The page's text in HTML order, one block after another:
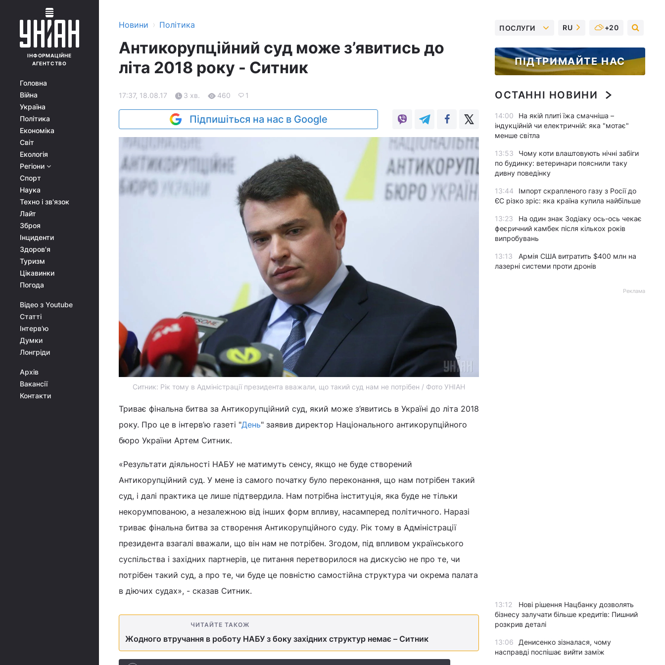
ІНФОРМАЦІЙНЕ
АГЕНТСТВО
Головна
Війна
Україна
Політика
Економіка
Світ
Екологія
Регіони
Спорт
Наука
Техно і зв'язок
Лайт
Зброя
Інциденти
Здоров'я
Туризм
Цікавинки
Погода
Відео з Youtube
Статті
Інтерв'ю
Думки
Лонгріди
Архів
Вакансії
Контакти
Новини › Політика
Антикорупційний суд може з’явитись до
літа 2018 року - Ситник
17:37, 18.08.17 3 хв. 460 1
Підпишіться на нас в Google
Ситник: Рік тому в Адміністрації президента вважали, що такий суд нам не потрібен / Фото УНІАН
Триває фінальна битва за Антикорупційний суд, який може з’явитись в Україні до літа 2018
року. Про це в інтерв’ю газеті "День" заявив директор Національного антикорупційного
бюро України Артем Ситник.
«Результати діяльності НАБУ не матимуть сенсу, якщо не буде створений
Антикорупційний суд. У мене із самого початку було переконання, що нам потрібен такий
суд, і далі практика це лише підтвердила. Нам потрібна інституція, яка буде не тільки
некорумпованою, а незалежною від інших форм впливу, насамперед політичного. Наразі
триває фінальна битва за створення Антикорупційного суду. Рік тому в Адміністрації
президента взагалі вважали, що він нам не потрібен. Згодом, під впливом українського
суспільства і західних партнерів, це питання перетворилося на дискусію не про те, чи
потрібен такий суд, а про те, чи буде це повністю самостійна структура чи окрема палата
в діючих судах», - сказав Ситник.
ЧИТАЙТЕ ТАКОЖ
Жодного втручання в роботу НАБУ з боку західних структур немає – Ситник
ПОСЛУГИ RU +20
ПІДТРИМАЙТЕ НАС
ОСТАННІ НОВИНИ
14:00
На якій плиті їжа смачніша –
індукційній чи електричній: яка "мотає"
менше світла
13:53
Чому коти влаштовують нічні забіги
по будинку: ветеринари пояснили таку
дивну поведінку
13:44
Імпорт скрапленого газу з Росії до
ЄС різко зріс: яка країна купила найбільше
13:23
На один знак Зодіаку ось-ось чекає
феєричний камбек після кількох років
випробувань
13:13
Армія США витратить $400 млн на
лазерні системи проти дронів
Реклама
13:12
Нові рішення Нацбанку дозволять
бізнесу залучати більше кредитів: Пишний
розкрив деталі
13:06
Денисенко зізналася, чому
насправді поспішає вийти заміж